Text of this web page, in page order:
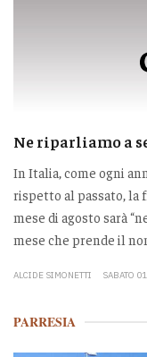
Ne riparliamo a
In Italia, come ogni
rispetto al passato,
mese di agosto sarà
mese che prende il
ALCIDE SIMONETTI SABATO
PARRESIA